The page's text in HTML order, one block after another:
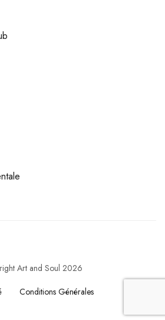
Art and Soul 2026
Conditions Générales